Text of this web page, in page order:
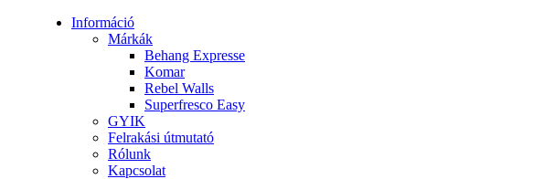
Információ
Márkák
Behang Expresse
Komar
Rebel Walls
Superfresco Easy
GYIK
Felrakási útmutató
Rólunk
Kapcsolat